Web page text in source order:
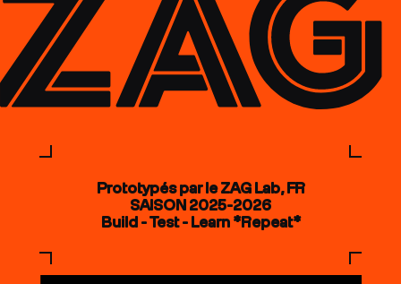
Prototypés par le ZAG Lab, FR
SAISON 2025-2026
Build - Test - Learn *Repeat*